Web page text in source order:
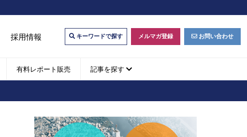
採用情報 キーワードで探す メルマガ登録 お問い合わせ
有料レポート販売 記事を探す
現地パートナー探索
M&A動向
ベトナム企業買収・出資